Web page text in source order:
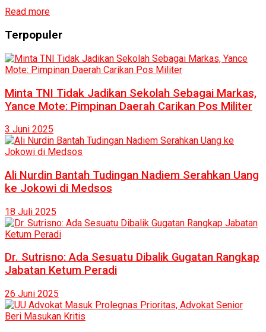
Read more
Terpopuler
Minta TNI Tidak Jadikan Sekolah Sebagai Markas,
Yance Mote: Pimpinan Daerah Carikan Pos Militer
3 Juni 2025
Ali Nurdin Bantah Tudingan Nadiem Serahkan Uang
ke Jokowi di Medsos
18 Juli 2025
Dr. Sutrisno: Ada Sesuatu Dibalik Gugatan Rangkap
Jabatan Ketum Peradi
26 Juni 2025